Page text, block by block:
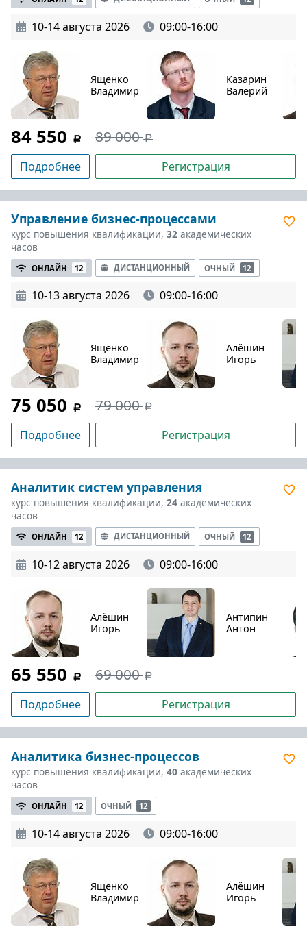
10-14 августа 2026 09:00-16:00
Ященко
Владимир
Казарин
Валерий
84 550 89 000
Подробнее Регистрация
Управление бизнес-процессами
курс повышения квалификации, 32 академических
часов
ОНЛАЙН 12 ДИСТАНЦИОННЫЙ ОЧНЫЙ 12
10-13 августа 2026 09:00-16:00
Ященко
Владимир
Алёшин
Игорь
75 050 79 000
Подробнее Регистрация
Аналитик систем управления
курс повышения квалификации, 24 академических
часов
ОНЛАЙН 12 ДИСТАНЦИОННЫЙ ОЧНЫЙ 12
10-12 августа 2026 09:00-16:00
Алёшин
Игорь
Антипин
Антон
65 550 69 000
Подробнее Регистрация
Аналитика бизнес-процессов
курс повышения квалификации, 40 академических
часов
ОНЛАЙН 12 ОЧНЫЙ 12
10-14 августа 2026 09:00-16:00
Ященко
Владимир
Алёшин
Игорь